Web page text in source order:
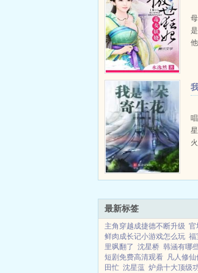
最新标签
主角穿越成捷德不断升级 官
鲜肉成长记小游戏怎么玩 福
里飒翻了 沈星桥 韩涵有哪
短剧免费高清观看 凡人修
田忙 沈星蕰 炉鼎十大顶级